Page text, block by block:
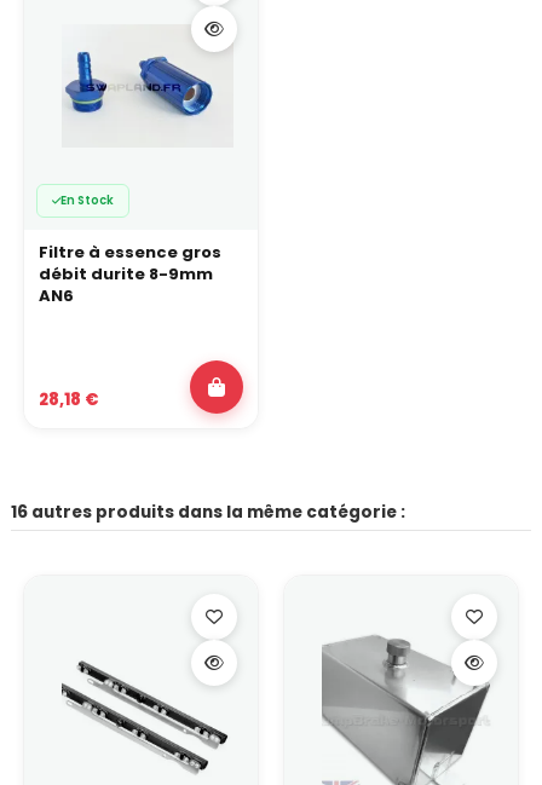
En Stock
Filtre à essence gros
débit durite 8-9mm
AN6
28,18 €
16 autres produits dans la même catégorie :